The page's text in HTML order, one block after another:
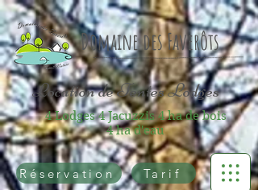
Rechercher
Location de Tentes Lodges
Domaine des Faverôts
4 Lodges 4 Jacuzzis 4 ha de bois
4 ha d'eau
Réservation Tarif